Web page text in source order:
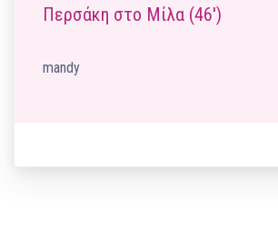
Περσάκη στο Μίλα (46′)
mandy